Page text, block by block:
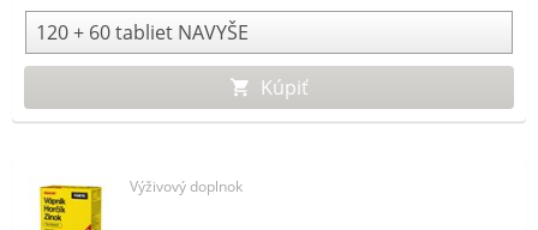
Kúpiť
Výživový doplnok